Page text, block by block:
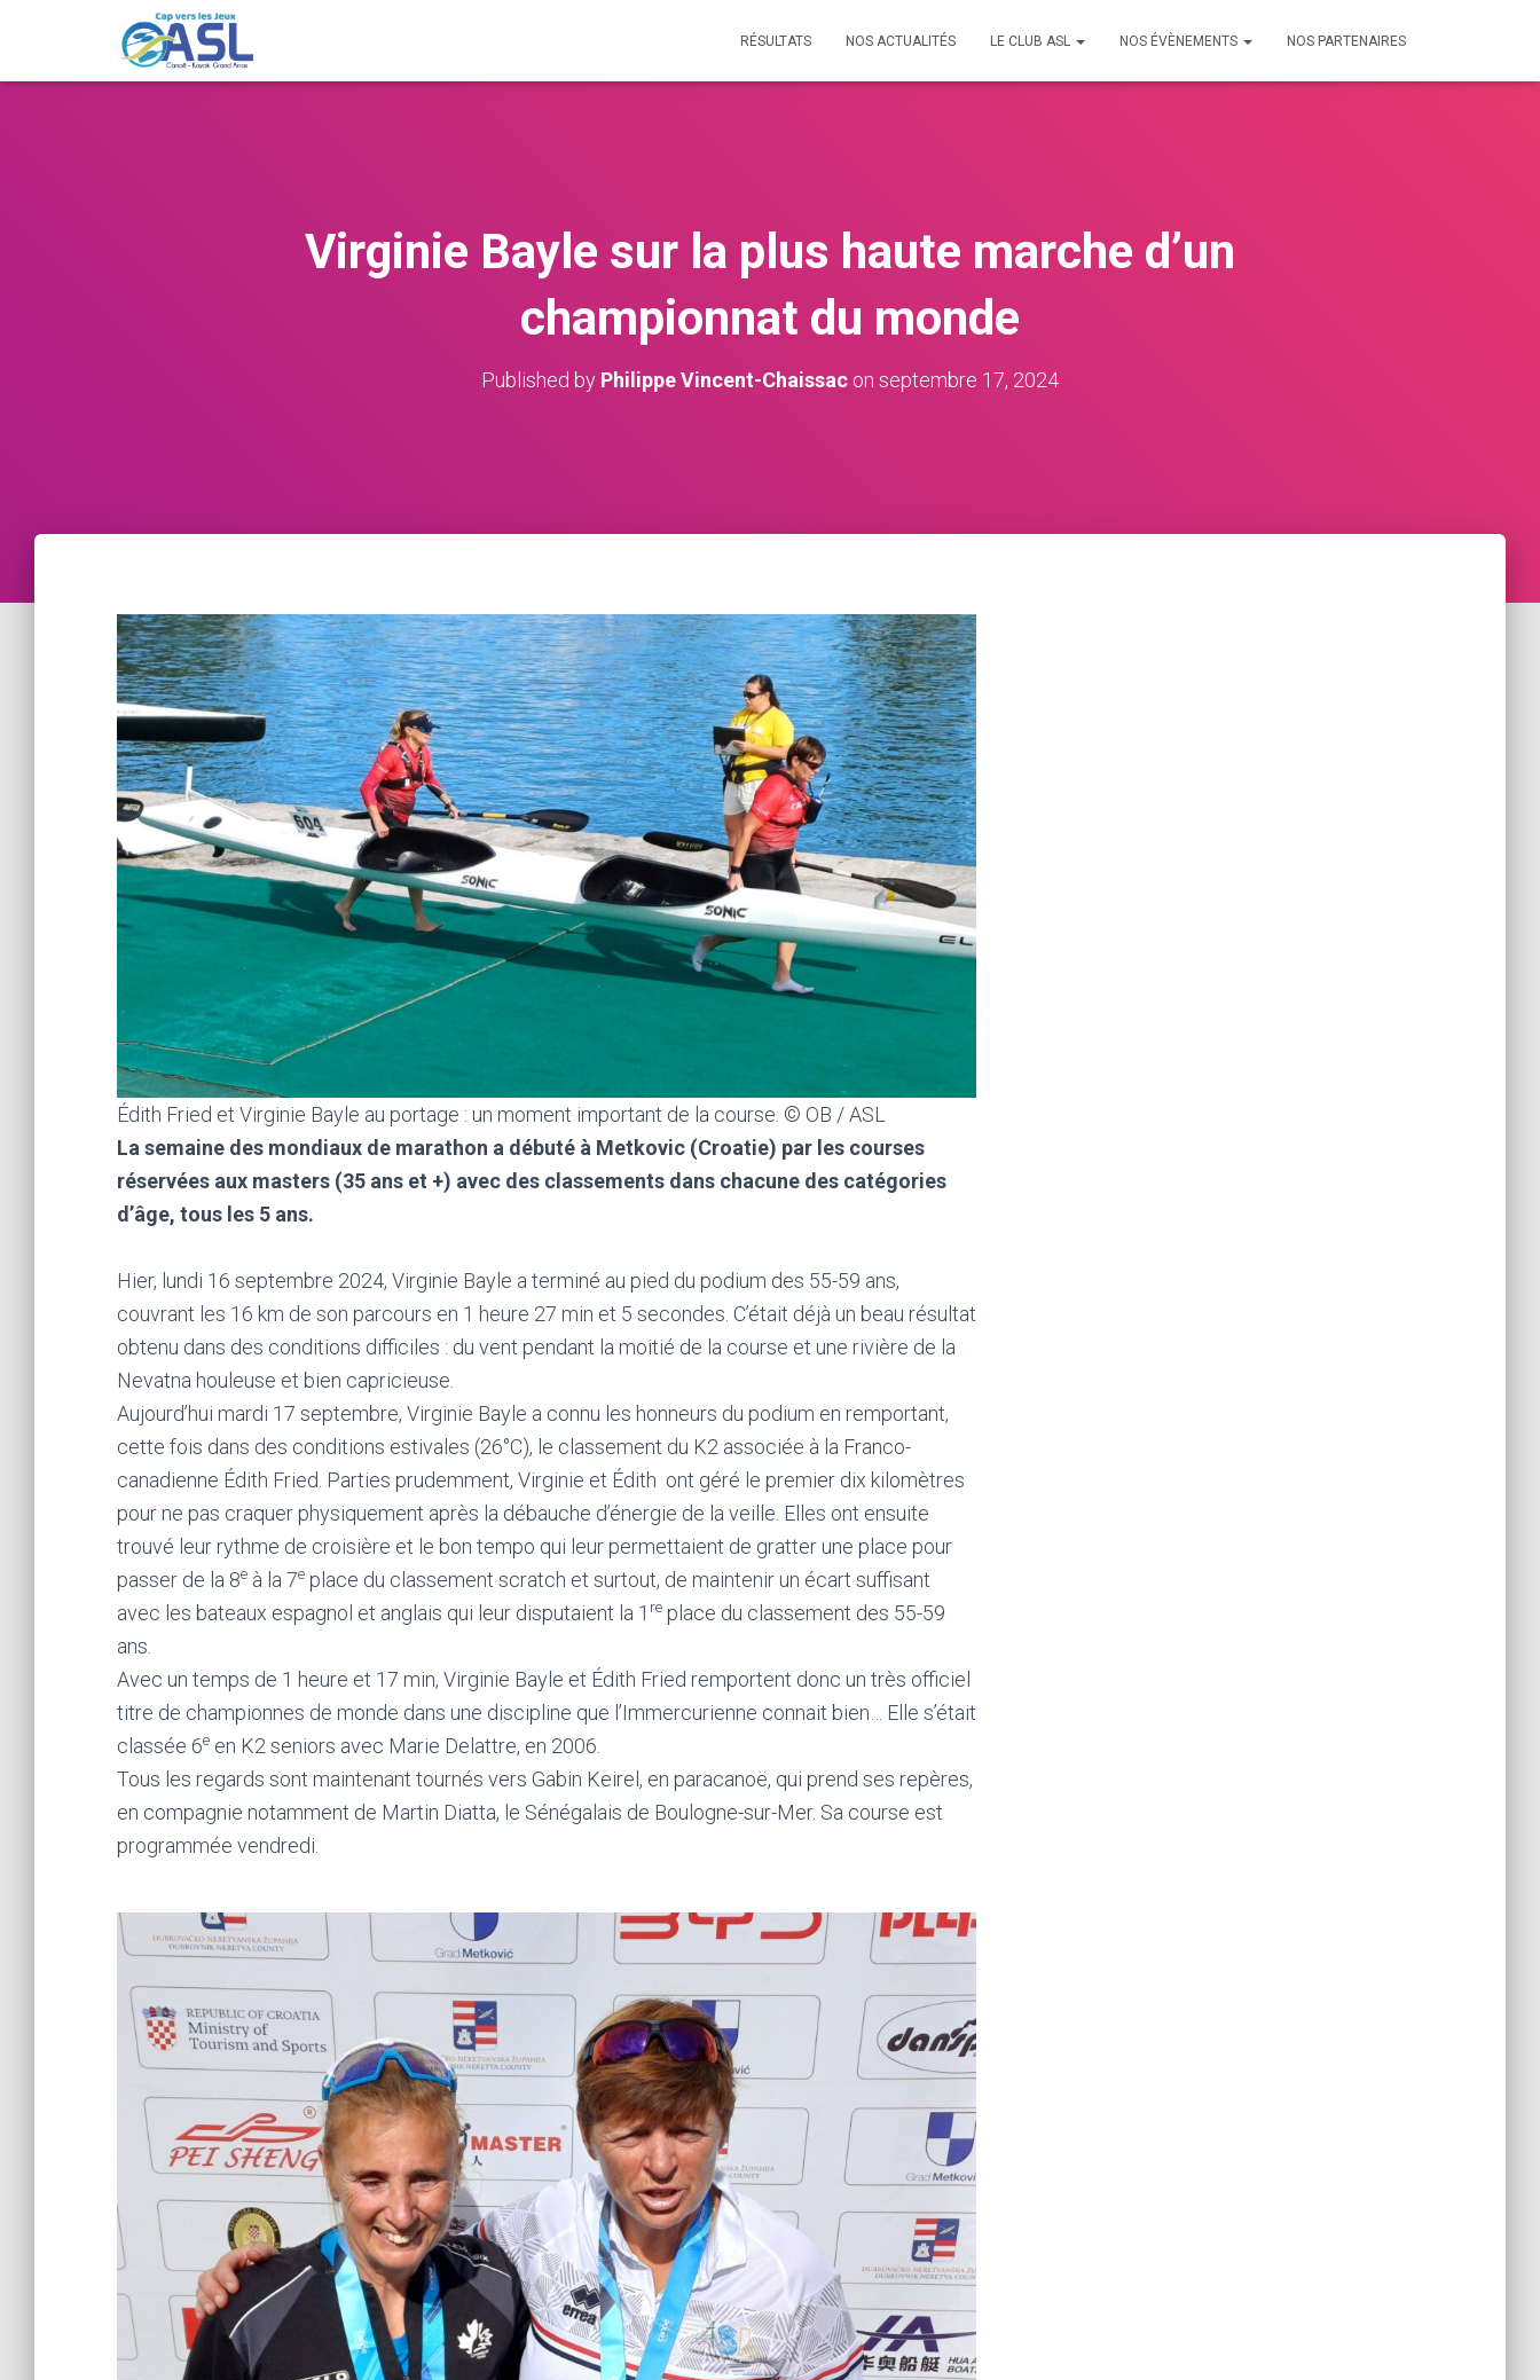
RÉSULTATS NOS ACTUALITÉS LE CLUB ASL NOS ÉVÈNEMENTS NOS PARTENAIRES
Virginie Bayle sur la plus haute marche d’un
championnat du monde
Published by Philippe Vincent-Chaissac on septembre 17, 2024
Édith Fried et Virginie Bayle au portage : un moment important de la course. © OB / ASL
La semaine des mondiaux de marathon a débuté à Metkovic (Croatie) par les courses
réservées aux masters (35 ans et +) avec des classements dans chacune des catégories
d’âge, tous les 5 ans.
Hier, lundi 16 septembre 2024, Virginie Bayle a terminé au pied du podium des 55-59 ans,
couvrant les 16 km de son parcours en 1 heure 27 min et 5 secondes. C’était déjà un beau résultat
obtenu dans des conditions difficiles : du vent pendant la moitié de la course et une rivière de la
Nevatna houleuse et bien capricieuse.
Aujourd’hui mardi 17 septembre, Virginie Bayle a connu les honneurs du podium en remportant,
cette fois dans des conditions estivales (26°C), le classement du K2 associée à la Franco-
canadienne Édith Fried. Parties prudemment, Virginie et Édith ont géré le premier dix kilomètres
pour ne pas craquer physiquement après la débauche d’énergie de la veille. Elles ont ensuite
trouvé leur rythme de croisière et le bon tempo qui leur permettaient de gratter une place pour
passer de la 8e à la 7e place du classement scratch et surtout, de maintenir un écart suffisant
avec les bateaux espagnol et anglais qui leur disputaient la 1 re place du classement des 55-59
ans.
Avec un temps de 1 heure et 17 min, Virginie Bayle et Édith Fried remportent donc un très officiel
titre de championnes de monde dans une discipline que l’Immercurienne connait bien… Elle s’était
classée 6e en K2 seniors avec Marie Delattre, en 2006.
Tous les regards sont maintenant tournés vers Gabin Keirel, en paracanoë, qui prend ses repères,
en compagnie notamment de Martin Diatta, le Sénégalais de Boulogne-sur-Mer. Sa course est
programmée vendredi.